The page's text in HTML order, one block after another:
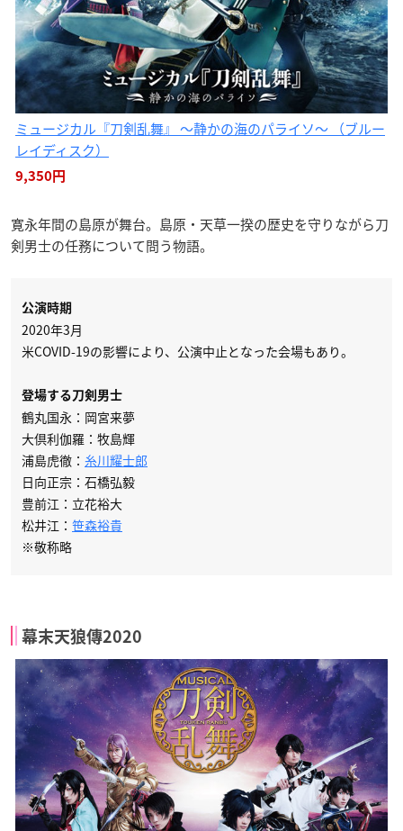
ミュージカル『刀剣乱舞』 〜静かの海のパライソ〜 （ブルー
レイディスク）
9,350円
寛永年間の島原が舞台。島原・天草一揆の歴史を守りながら刀
剣男士の任務について問う物語。
公演時期
2020年3月
米COVID-19の影響により、公演中止となった会場もあり。
登場する刀剣男士
鶴丸国永：岡宮来夢
大倶利伽羅：牧島輝
浦島虎徹： 糸川耀士郎
日向正宗：石橋弘毅
豊前江：立花裕大
松井江： 笹森裕貴
※敬称略
幕末天狼傳2020